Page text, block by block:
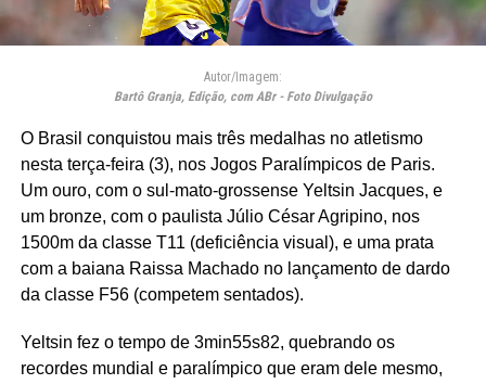
Autor/Imagem:
Bartô Granja, Edição, com ABr - Foto Divulgação
O Brasil conquistou mais três medalhas no atletismo
nesta terça-feira (3), nos Jogos Paralímpicos de Paris.
Um ouro, com o sul-mato-grossense Yeltsin Jacques, e
um bronze, com o paulista Júlio César Agripino, nos
1500m da classe T11 (deficiência visual), e uma prata
com a baiana Raissa Machado no lançamento de dardo
da classe F56 (competem sentados).
Yeltsin fez o tempo de 3min55s82, quebrando os
recordes mundial e paralímpico que eram dele mesmo,